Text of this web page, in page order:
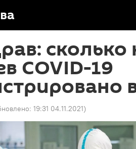
сколько
COVID-19
19:31 04.11.2021)